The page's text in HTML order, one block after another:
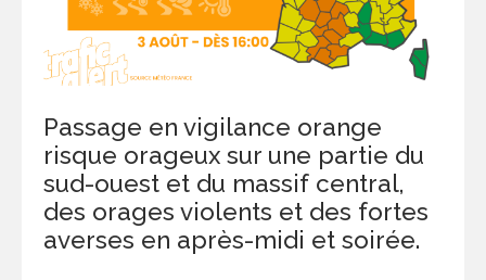
Passage en vigilance orange
risque orageux sur une partie du
sud-ouest et du massif central,
des orages violents et des fortes
averses en après-midi et soirée.